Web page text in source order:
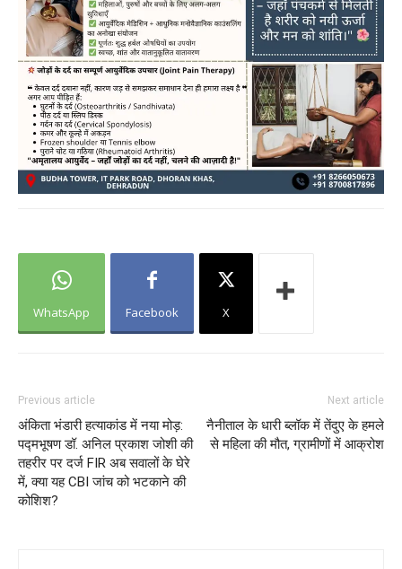
WhatsApp Facebook X
Previous article
अंकिता भंडारी हत्याकांड में नया मोड़:
पद्मभूषण डॉ. अनिल प्रकाश जोशी की
तहरीर पर दर्ज FIR अब सवालों के घेरे
में, क्या यह CBI जांच को भटकाने की
कोशिश?
Next article
नैनीताल के धारी ब्लॉक में तेंदुए के हमले
से महिला की मौत, ग्रामीणों में आक्रोश